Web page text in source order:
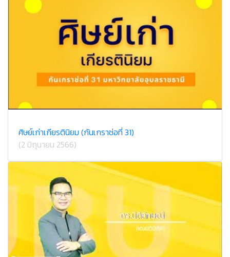
ศิษย์เก่าเกียรตินิยม (กันเกราช่อที่ 31)
(2 มิถุนายน 2566)